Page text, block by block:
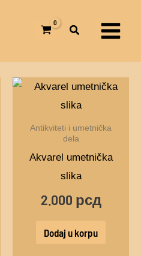
Menu
Antikviteti i umetnička
dela
Akvarel umetnička
slika
2.000 рсд
Dodaj u korpu